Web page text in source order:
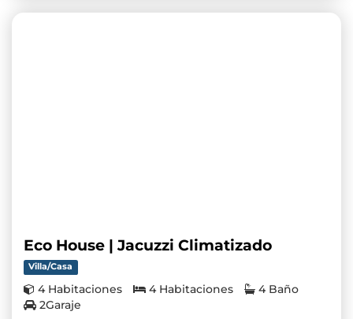
Eco House | Jacuzzi Climatizado
Villa/Casa
4 Habitaciones 4 Habitaciones
4 Baño
2Garaje